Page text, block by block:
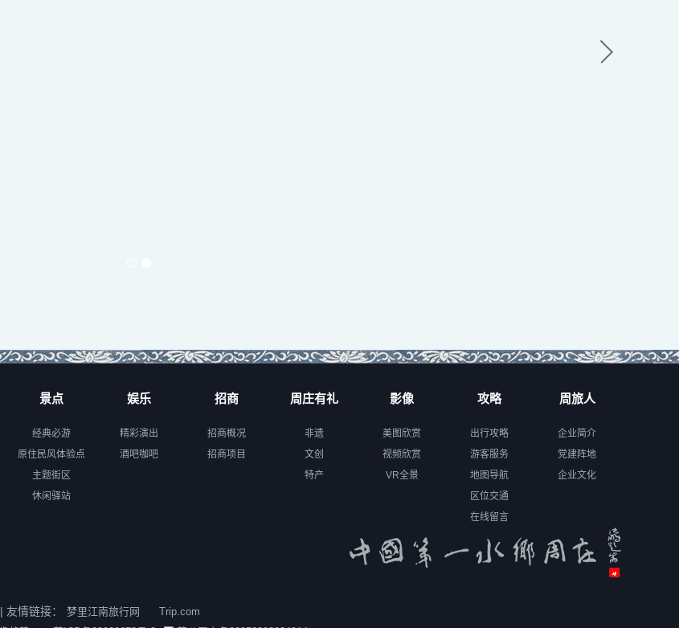
景点
经典必游
原住民风体验点
主题街区
休闲驿站
娱乐
精彩演出
酒吧咖吧
招商
招商概况
招商项目
周庄有礼
非遗
文创
特产
影像
美图欣赏
视频欣赏
VR全景
攻略
出行攻略
游客服务
地图导航
区位交通
在线留言
周旅人
企业简介
党建阵地
企业文化
| 友情链接： 梦里江南旅行网
Trip.com